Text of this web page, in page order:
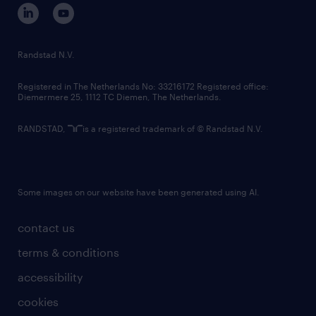
corporate governance
randstad innovation fund
country websites
contact us
terms & conditions
accessibility
cookies
Randstad N.V.
Registered in The Netherlands No: 33216172 Registered office:
Diemermere 25, 1112 TC Diemen, The Netherlands.
RANDSTAD, is a registered trademark of © Randstad N.V.
Some images on our website have been generated using AI.